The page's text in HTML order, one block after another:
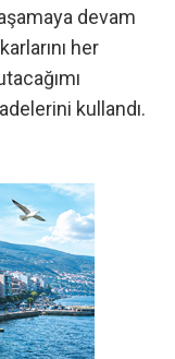
devam
her
kullandı.